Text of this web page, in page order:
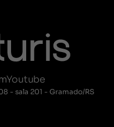
Youtube
- sala 201 - Gramado/RS